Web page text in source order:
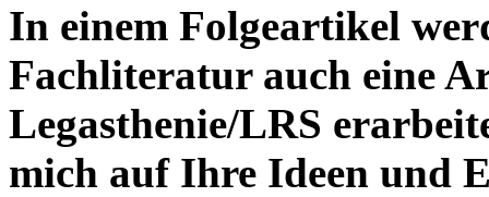
In einem Folgeartikel
Fachliteratur auch eine
Legasthenie/LRS
mich auf Ihre Ideen und